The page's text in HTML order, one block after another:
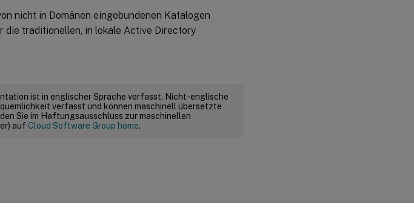
nicht in Domänen eingebundenen Katalogen
die traditionellen, in lokale Active Directory
ist in englischer Sprache verfasst. Nicht-englische
verfasst und können maschinell übersetzte
Sie im Haftungsausschluss zur maschinellen
auf Cloud Software Group home.